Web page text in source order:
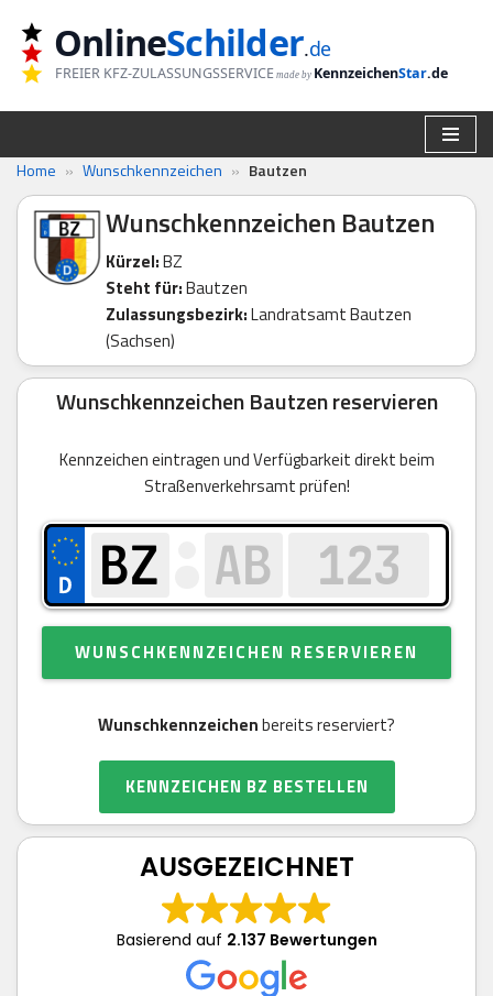
Zum
Inhalt
springen
OnlineSchilder.de
FREIER KFZ-ZULASSUNGSSERVICE made by KennzeichenStar.de
Home » Wunschkennzeichen » Bautzen
Wunschkennzeichen Bautzen
Kürzel:BZ
Steht für:Bautzen
Zulassungsbezirk:Landratsamt Bautzen
(Sachsen)
Wunschkennzeichen Bautzen reservieren
Kennzeichen eintragen und Verfügbarkeit direkt beim
Straßenverkehrsamt prüfen!
WUNSCHKENNZEICHEN RESERVIEREN
Wunschkennzeichenbereits reserviert?
KENNZEICHEN BZ BESTELLEN
AUSGEZEICHNET
Basierend auf 2.137 Bewertungen